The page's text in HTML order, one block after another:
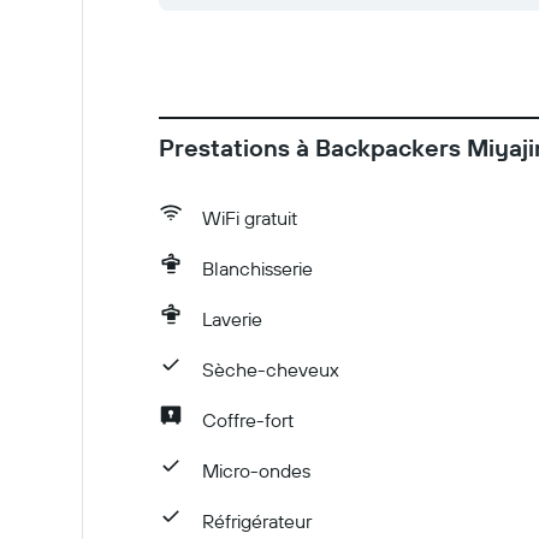
Prestations à Backpackers
WiFi gratuit
Blanchisserie
Laverie
Sèche-cheveux
Coffre-fort
Micro-ondes
Réfrigérateur